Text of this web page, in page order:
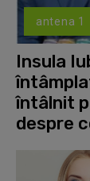
antena 1
Insula
întâlnit
despre